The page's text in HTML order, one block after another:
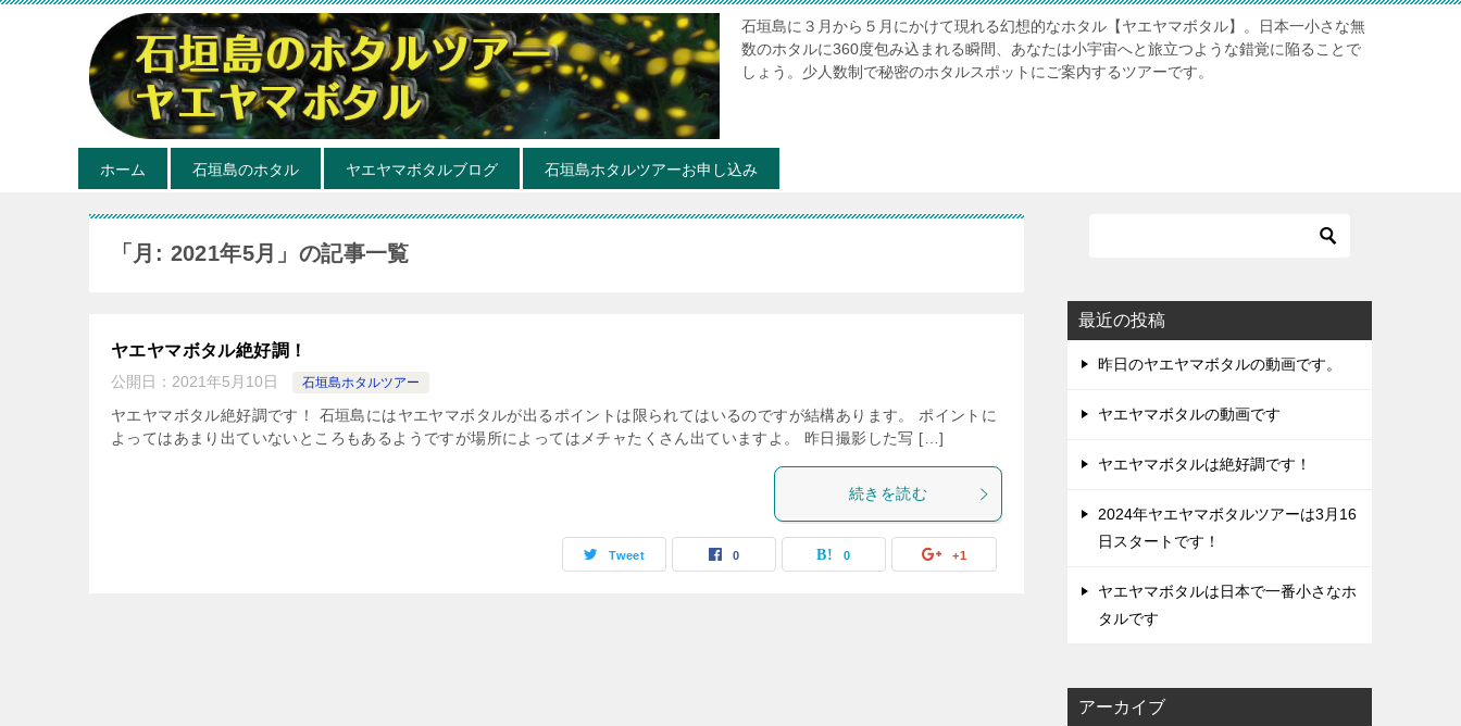
石垣島に３月から５月にかけて現れる幻想的なホタル【ヤエヤマボタル】。日本一小さな無
数のホタルに360度包み込まれる瞬間、あなたは小宇宙へと旅立つような錯覚に陥ることで
しょう。少人数制で秘密のホタルスポットにご案内するツアーです。
ホーム 石垣島のホタル ヤエヤマボタルブログ 石垣島ホタルツアーお申し込み
「月: 2021年5月 」の記事一覧
ヤエヤマボタル絶好調！
公開日： 2021年5月10日 石垣島ホタルツアー
ヤエヤマボタル絶好調です！ 石垣島にはヤエヤマボタルが出るポイントは限られてはいるのですが結構あります。 ポイントに
よってはあまり出ていないところもあるようですが場所によってはメチャたくさん出ていますよ。 昨日撮影した写 […]
続きを読む
Tweet 0 0 +1
最近の投稿
昨日のヤエヤマボタルの動画です。
ヤエヤマボタルの動画です
ヤエヤマボタルは絶好調です！
2024年ヤエヤマボタルツアーは3月16
日スタートです！
ヤエヤマボタルは日本で一番小さなホ
タルです
アーカイブ